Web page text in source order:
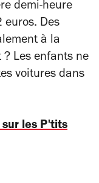
demi-heure
euros. Des
à la
Les enfants ne
voitures dans
les P'tits